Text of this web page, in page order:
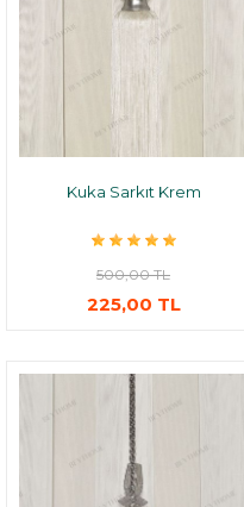
Kuka Sarkıt Krem
500,00 TL
225,00 TL